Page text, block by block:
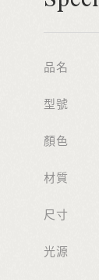
品名
型號
顏色
材質
尺寸
光源